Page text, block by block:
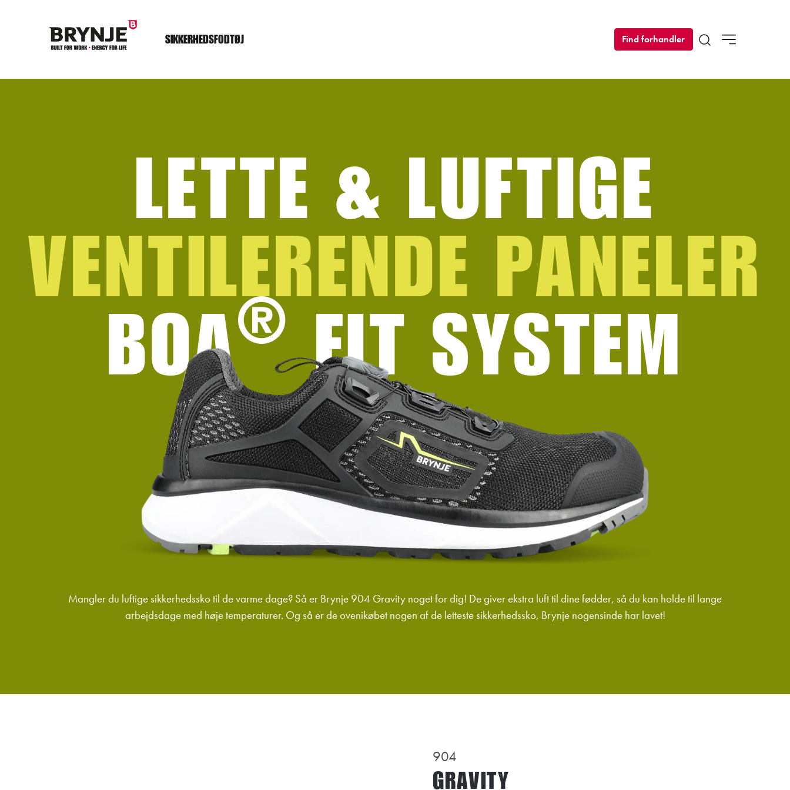
SIKKERHEDSFODTØJ
Find forhandler
LETTE & LUFTIGE
VENTILERENDE PANELER
BOA®FIT SYSTEM
Mangler du luftige sikkerhedssko til de varme dage? Så er Brynje 904 Gravity noget for dig! De giver ekstra luft til dine fødder, så du kan holde til lange
arbejdsdage med høje temperaturer. Og så er de ovenikøbet nogen af de letteste sikkerhedssko, Brynje nogensinde har lavet!
904
GRAVITY